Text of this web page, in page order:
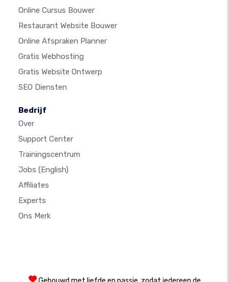
Online Cursus Bouwer
Restaurant Website Bouwer
Online Afspraken Planner
Gratis Webhosting
Gratis Website Ontwerp
SEO Diensten
Bedrijf
Over
Support Center
Trainingscentrum
Jobs (English)
Affiliates
Experts
Ons Merk